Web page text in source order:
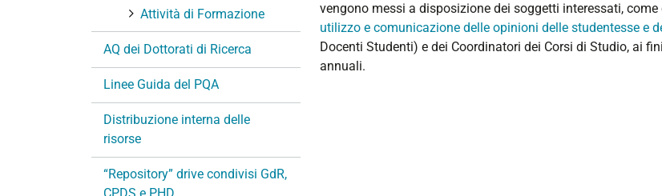
vengono messi a disposizione dei soggetti interessati, come
utilizzo e comunicazione delle opinioni delle studentesse e
Docenti Studenti) e dei Coordinatori dei Corsi di Studio, ai
annuali.
Attività di Formazione
AQ dei Dottorati di Ricerca
Linee Guida del PQA
Distribuzione interna delle
risorse
“Repository” drive condivisi GdR,